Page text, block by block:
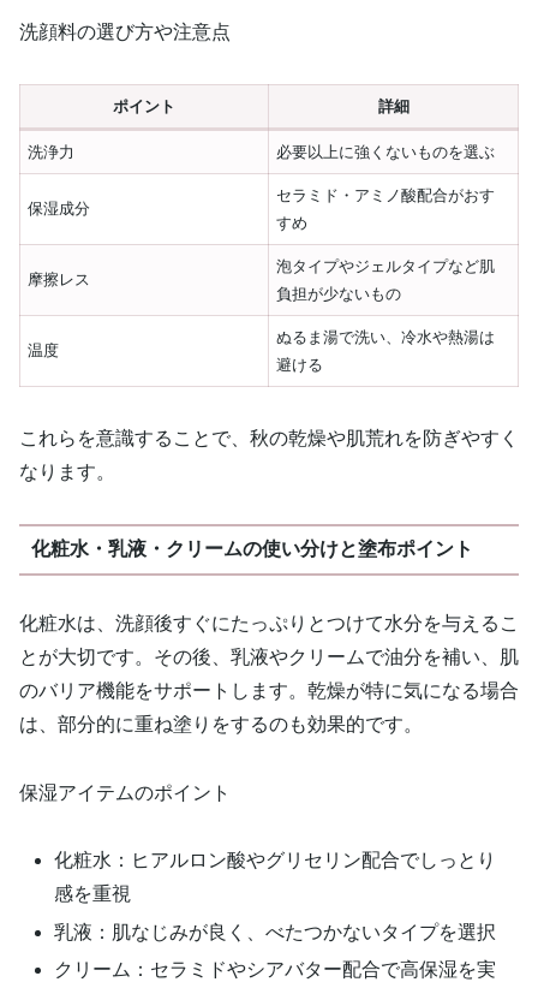
洗顔料の選び方や注意点
ポイント 詳細
洗浄力 必要以上に強くないものを選ぶ
保湿成分
セラミド・アミノ酸配合がおす
すめ
摩擦レス
泡タイプやジェルタイプなど肌
負担が少ないもの
温度
ぬるま湯で洗い、冷水や熱湯は
避ける
これらを意識することで、秋の乾燥や肌荒れを防ぎやすく
なります。
化粧水・乳液・クリームの使い分けと塗布ポイント
化粧水は、洗顔後すぐにたっぷりとつけて水分を与えるこ
とが大切です。その後、乳液やクリームで油分を補い、肌
のバリア機能をサポートします。乾燥が特に気になる場合
は、部分的に重ね塗りをするのも効果的です。
保湿アイテムのポイント
化粧水：ヒアルロン酸やグリセリン配合でしっとり
感を重視
乳液：肌なじみが良く、べたつかないタイプを選択
クリーム：セラミドやシアバター配合で高保湿を実